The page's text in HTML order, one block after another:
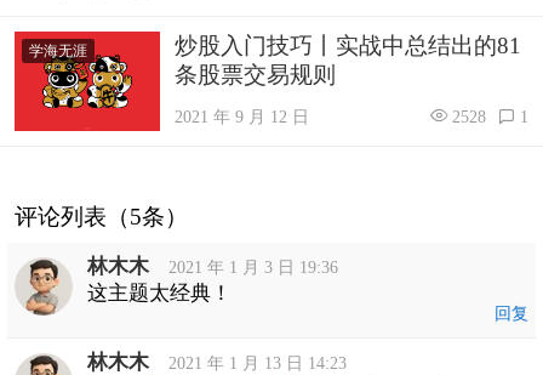
学海无涯
炒股入门技巧丨实战中总结出的81
条股票交易规则
2021 年 9 月 12 日 2528 1
评论列表（5条）
林木木 2021 年 1 月 3 日 19:36
这主题太经典！
回复
林木木 2021 年 1 月 13 日 14:23